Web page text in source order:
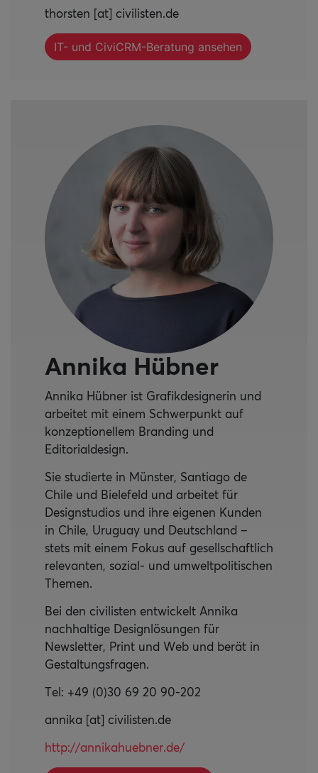
thorsten [at] civilisten.de
IT- und CiviCRM-Beratung ansehen
Annika Hübner
Annika Hübner ist Grafikdesignerin und
arbeitet mit einem Schwerpunkt auf
konzeptionellem Branding und
Editorialdesign.
Sie studierte in Münster, Santiago de
Chile und Bielefeld und arbeitet für
Designstudios und ihre eigenen Kunden
in Chile, Uruguay und Deutschland –
stets mit einem Fokus auf gesellschaftlich
relevanten, sozial- und umweltpolitischen
Themen.
Bei den civilisten entwickelt Annika
nachhaltige Designlösungen für
Newsletter, Print und Web und berät in
Gestaltungsfragen.
Tel: +49 (0)30 69 20 90-202
annika [at] civilisten.de
http://annikahuebner.de/